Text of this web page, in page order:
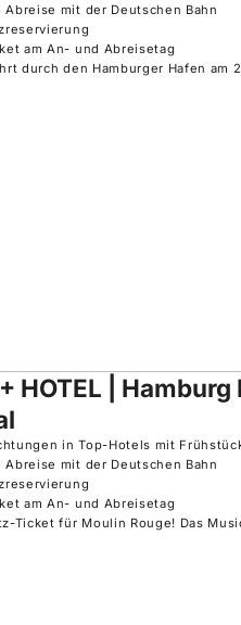
Abreise mit der Deutschen Bahn
am An- und Abreisetag
durch den Hamburger Hafen am
HOTEL |
in Top-Hotels mit
Abreise mit der Deutschen Bahn
am An- und Abreisetag
Ticket für Moulin Rouge! Das